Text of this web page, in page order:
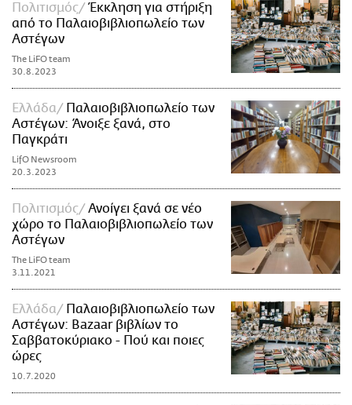
Πολιτισμός
Έκκληση για στήριξη
από το Παλαιοβιβλιοπωλείο των
Αστέγων
The LiFO team
30.8.2023
Ελλάδα
Παλαιοβιβλιοπωλείο των
Αστέγων: Άνοιξε ξανά, στο
Παγκράτι
LifO Newsroom
20.3.2023
Πολιτισμός
Ανοίγει ξανά σε νέο
χώρο το Παλαιοβιβλιοπωλείο των
Αστέγων
The LiFO team
3.11.2021
Ελλάδα
Παλαιοβιβλιοπωλείο των
Αστέγων: Bazaar βιβλίων το
Σαββατοκύριακο - Πού και ποιες
ώρες
10.7.2020